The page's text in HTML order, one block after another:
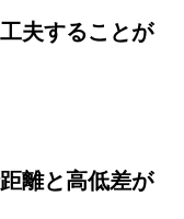
夫することが
離と高低差が